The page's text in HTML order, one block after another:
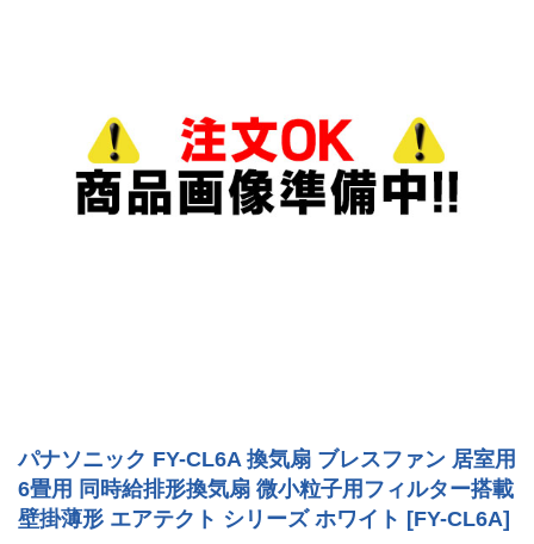
パナソニック FY-CL6A 換気扇 ブレスファン 居室用
6畳用 同時給排形換気扇 微小粒子用フィルター搭載
壁掛薄形 エアテクト シリーズ ホワイト [FY-CL6A]